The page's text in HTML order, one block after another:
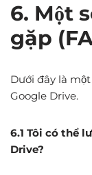
6. Một
gặp
Dưới đây là
Google Drive.
6.1 Tôi có thể
Drive?